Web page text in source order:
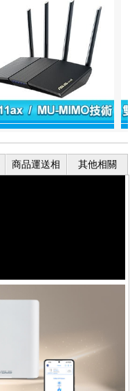
商品運送相
其他相關